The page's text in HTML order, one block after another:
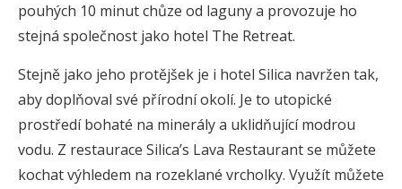
pouhých 10 minut chůze od laguny a provozuje ho
stejná společnost jako hotel The Retreat.
Stejně jako jeho protějšek je i hotel Silica navržen tak,
aby doplňoval své přírodní okolí. Je to utopické
prostředí bohaté na minerály a uklidňující modrou
vodu. Z restaurace Silica’s Lava Restaurant se můžete
kochat výhledem na rozeklané vrcholky. Využít můžete